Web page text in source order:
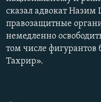
сказал адвокат
правозащитные
немедленно
том числе фигурантов
Тахрир».